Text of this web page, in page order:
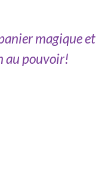
magique et
au pouvoir!